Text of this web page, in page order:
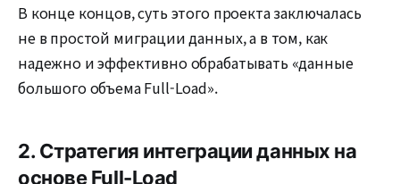
В конце концов, суть этого проекта заключалась
не в простой миграции данных, а в том, как
надежно и эффективно обрабатывать «данные
большого объема Full-Load».
2. Стратегия интеграции данных на
основе Full-Load